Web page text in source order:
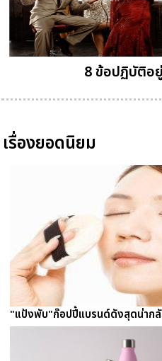
8 ข้อปฏิบัติอ
เรื่องยอดนิยม
"แป้งพับ"ก๊อปปี้แบรนด์ดังสุดน่าก